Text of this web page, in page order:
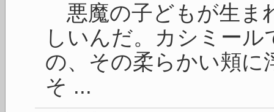
悪魔の子どもが生ま
しいんだ。カシミー
の、その柔らかい頬に
そ ...